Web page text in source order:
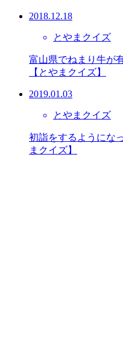
2018.12.18
とやまクイズ
富山県でねまり牛が
【とやまクイズ】
2019.01.03
とやまクイズ
初詣をするようにな
まクイズ】